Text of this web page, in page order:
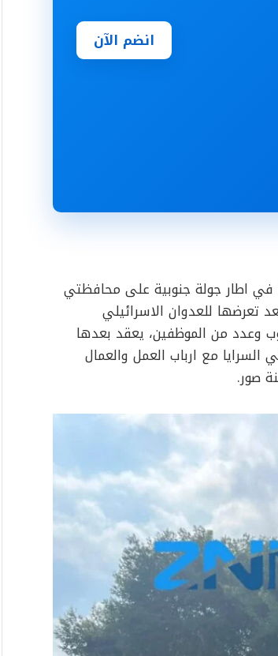
انضم الآن
في اطار جولة جنوبية على محافظتي
تعرضها للعدوان الاسرائيلي
وعدد من الموظفين، يعقد بعدها
مع ارباب العمل والعمال
صور.